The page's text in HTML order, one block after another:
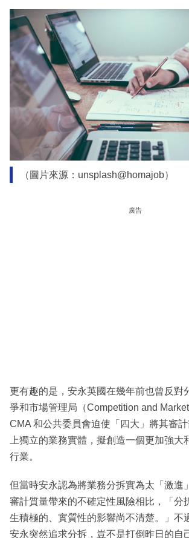
（圖片來源：unsplash@homajob）
廣告
更有趣的是，安永英國在幾年前也曾反對
爭和市場管理局（Competition and
CMA 和公共委員會迫使「四大」將其審
上獨立的業務實體，擬創造一個更加強大
行業。
但當時安永認為將業務分拆實為太「激進
審計質量帶來的不確定性風險相比，「分
生積極的、實質性的影響尚不清楚。」不
安永突然追求分拆，豈不是打倒昨日的自